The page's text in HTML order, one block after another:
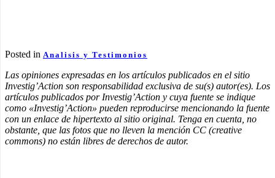
Posted in Analisis y Testimonios
Las opiniones expresadas en los artículos publicados en el sitio
Investig’Action son responsabilidad exclusiva de su(s) autor(es). Los
artículos publicados por Investig’Action y cuya fuente se indique
como «Investig’Action» pueden reproducirse mencionando la fuente
con un enlace de hipertexto al sitio original. Tenga en cuenta, no
obstante, que las fotos que no lleven la mención CC (creative
commons) no están libres de derechos de autor.